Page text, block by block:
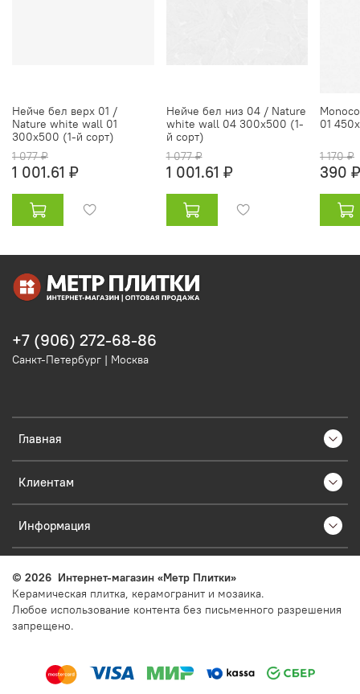
Нейче бел верх 01 /
Nature white wall 01
300х500 (1-й сорт)
1 077 ₽
1 001.61 ₽
Нейче бел низ 04 / Nature
white wall 04 300х500 (1-
й сорт)
1 077 ₽
1 001.61 ₽
01
1 170 ₽
390 ₽
Главная
Клиентам
Информация
+7 (906) 272-68-86
Санкт-Петербург | Москва
© 2026 Интернет-магазин «Метр Плитки»
Керамическая плитка, керамогранит и мозаика.
Любое использование контента без письменного разрешения
запрещено.